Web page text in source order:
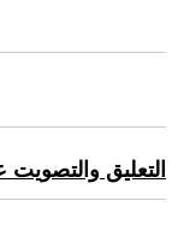
التعليق